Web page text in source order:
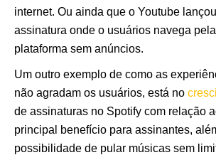
internet. Ou ainda que o Youtube
assinatura onde o usuários navega
plataforma sem anúncios.
Um outro exemplo de como as
não agradam os usuários, está no
de assinaturas no Spotify com relação
principal benefício para assinantes,
possibilidade de pular músicas sem